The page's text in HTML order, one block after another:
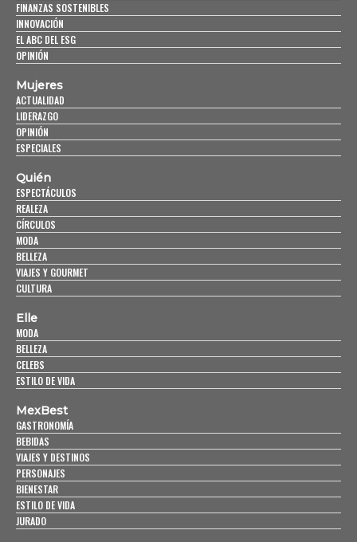
FINANZAS SOSTENIBLES
INNOVACIÓN
EL ABC DEL ESG
OPINIÓN
Mujeres
ACTUALIDAD
LIDERAZGO
OPINIÓN
ESPECIALES
Quién
ESPECTÁCULOS
REALEZA
CÍRCULOS
MODA
BELLEZA
VIAJES Y GOURMET
CULTURA
Elle
MODA
BELLEZA
CELEBS
ESTILO DE VIDA
MexBest
GASTRONOMÍA
BEBIDAS
VIAJES Y DESTINOS
PERSONAJES
BIENESTAR
ESTILO DE VIDA
JURADO